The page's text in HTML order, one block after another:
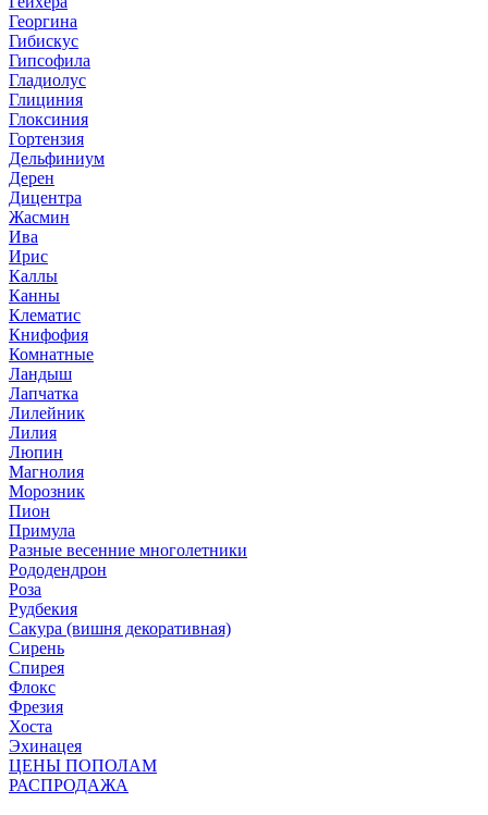
Георгина
Гибискус
Гипсофила
Гладиолус
Глициния
Глоксиния
Гортензия
Дельфиниум
Дерен
Дицентра
Жасмин
Ива
Ирис
Каллы
Канны
Клематис
Книфофия
Комнатные
Ландыш
Лапчатка
Лилейник
Лилия
Люпин
Магнолия
Морозник
Пион
Примула
Разные весенние многолетники
Рододендрон
Роза
Рудбекия
Сакура (вишня декоративная)
Сирень
Спирея
Флокс
Фрезия
Хоста
Эхинацея
ЦЕНЫ ПОПОЛАМ
РАСПРОДАЖА